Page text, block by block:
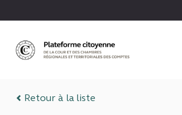
Retour à la liste